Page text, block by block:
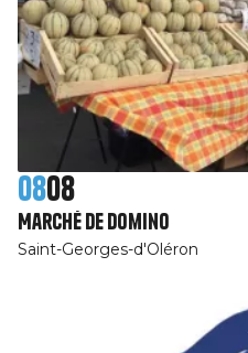
0808
Marché de Domino
Saint-Georges-d'Oléron